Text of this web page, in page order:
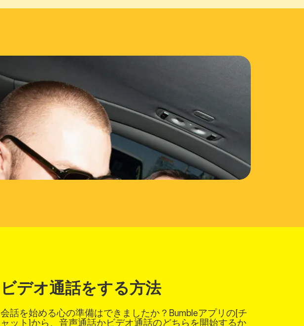
ビデオ通話をする方法
会話を始める心の準備はできましたか？Bumbleアプリの[チ
ャット]から、音声通話かビデオ通話のどちらを開始するか